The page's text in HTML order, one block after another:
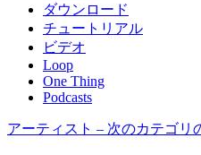
ダウンロード
チュートリアル
ビデオ
Loop
One Thing
Podcasts
アーティスト – 次のカテゴリ